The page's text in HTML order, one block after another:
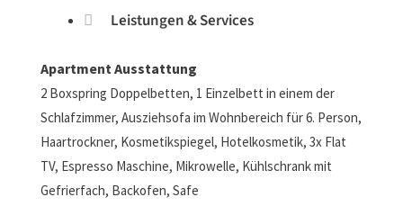
Leistungen & Services
Apartment Ausstattung
2 Boxspring Doppelbetten, 1 Einzelbett in einem der
Schlafzimmer, Ausziehsofa im Wohnbereich für 6. Person,
Haartrockner, Kosmetikspiegel, Hotelkosmetik, 3x Flat
TV, Espresso Maschine, Mikrowelle, Kühlschrank mit
Gefrierfach, Backofen, Safe